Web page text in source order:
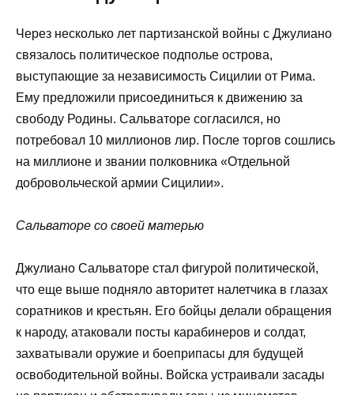
Через несколько лет партизанской войны с Джулиано
связалось политическое подполье острова,
выступающие за независимость Сицилии от Рима.
Ему предложили присоединиться к движению за
свободу Родины. Сальваторе согласился, но
потребовал 10 миллионов лир. После торгов сошлись
на миллионе и звании полковника «Отдельной
добровольческой армии Сицилии».
Сальваторе со своей матерью
Джулиано Сальваторе стал фигурой политической,
что еще выше подняло авторитет налетчика в глазах
соратников и крестьян. Его бойцы делали обращения
к народу, атаковали посты карабинеров и солдат,
захватывали оружие и боеприпасы для будущей
освободительной войны. Войска устраивали засады